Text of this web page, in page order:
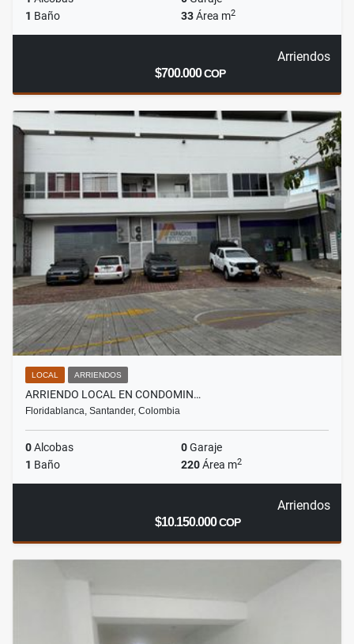
1 Baño 33Área m2
Arriendos
$700.000COP
LOCAL ARRIENDOS
ARRIENDO LOCAL EN CONDOMIN…
Floridablanca, Santander, Colombia
0Alcobas 0Garaje
1 Baño 220Área m2
Arriendos
$10.150.000COP